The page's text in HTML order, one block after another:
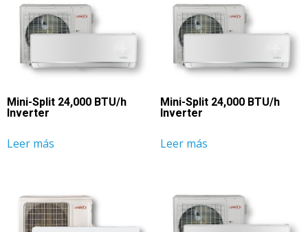
Mini-Split 24,000 BTU/h
Inverter
Leer más
Mini-Split 24,000 BTU/h
Inverter
Leer más